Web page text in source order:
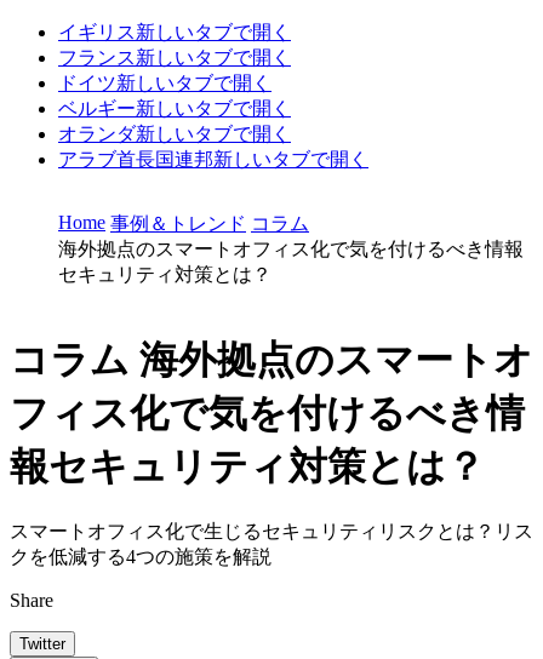
イギリス新しいタブで開く
フランス新しいタブで開く
ドイツ新しいタブで開く
ベルギー新しいタブで開く
オランダ新しいタブで開く
アラブ首長国連邦新しいタブで開く
Home 事例＆トレンド コラム
海外拠点のスマートオフィス化で気を付けるべき情報
セキュリティ対策とは？
コラム 海外拠点のスマートオ
フィス化で気を付けるべき情
報セキュリティ対策とは？
スマートオフィス化で生じるセキュリティリスクとは？リス
クを低減する4つの施策を解説
Share
Twitter